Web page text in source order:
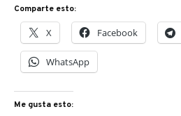
Comparte esto:
X Facebook
WhatsApp
Me gusta esto: